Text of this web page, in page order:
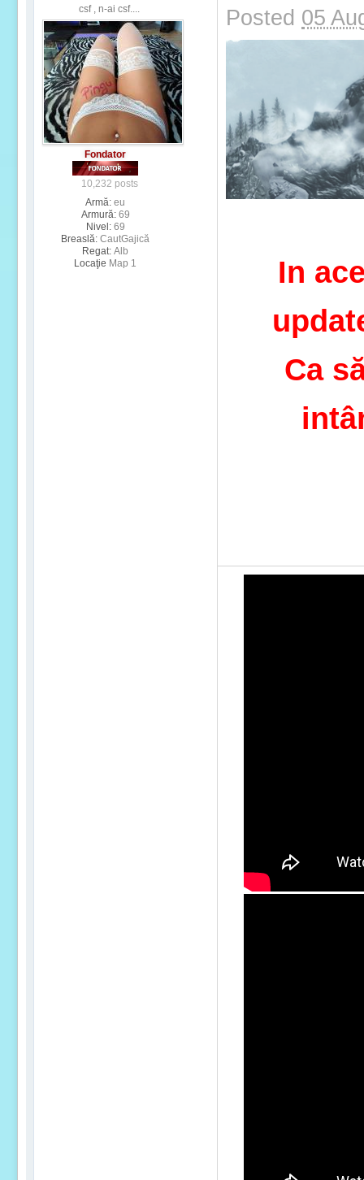
csf , n-ai csf....
Fondator
10,232 posts
Armă: eu
Armură: 69
Nivel: 69
Breaslă: CautGajică
Regat: Alb
Locaţie Map 1
Posted 05
In
Ca